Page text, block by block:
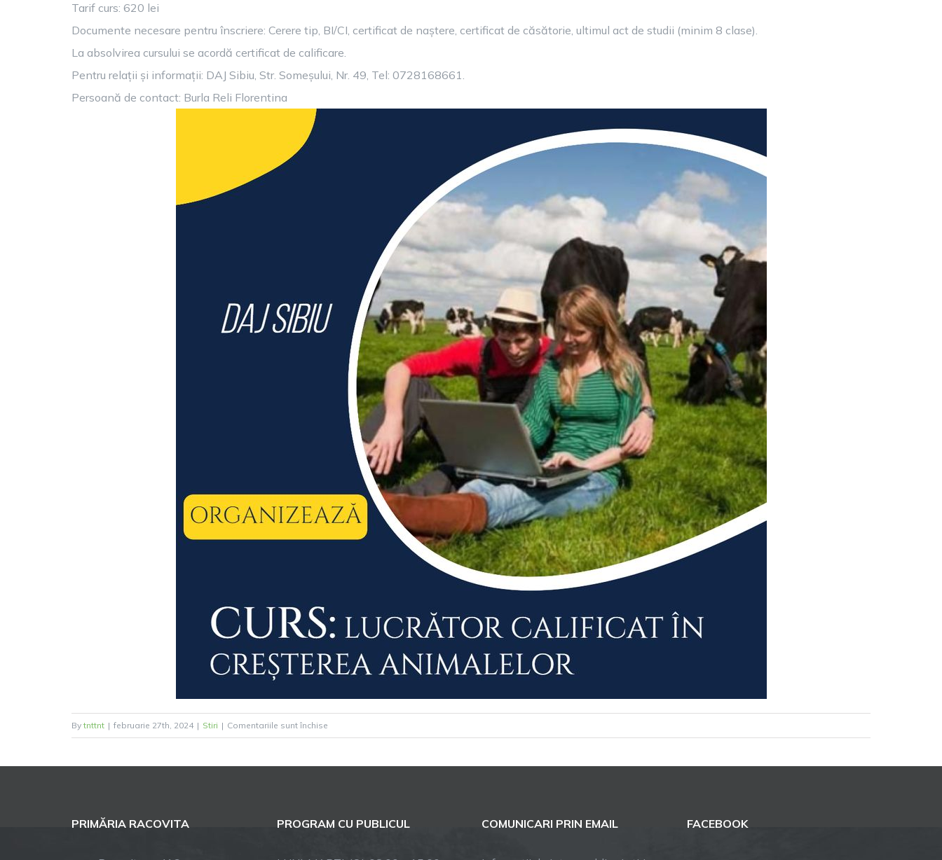
Tarif curs: 620 lei
Documente necesare pentru înscriere: Cerere tip, BI/CI, certificat de naștere, certificat de căsătorie, ultimul act de studii (minim 8 clase).
La absolvirea cursului se acordă certificat de calificare.
Pentru relații și informații: DAJ Sibiu, Str. Someșului, Nr. 49, Tel: 0728168661.
Persoană de contact: Burla Reli Florentina
By tnttnt | februarie 27th, 2024 | Stiri | Comentariile sunt închise
Se
LUCRĂTOR
PRIMĂRIA RACOVITA PROGRAM CU PUBLICUL COMUNICARI PRIN EMAIL FACEBOOK